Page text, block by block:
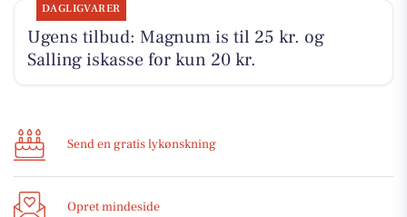
DAGLIGVARER
Ugens tilbud: Magnum is til 25 kr. og
Salling iskasse for kun 20 kr.
Send en gratis lykønskning
Opret mindeside